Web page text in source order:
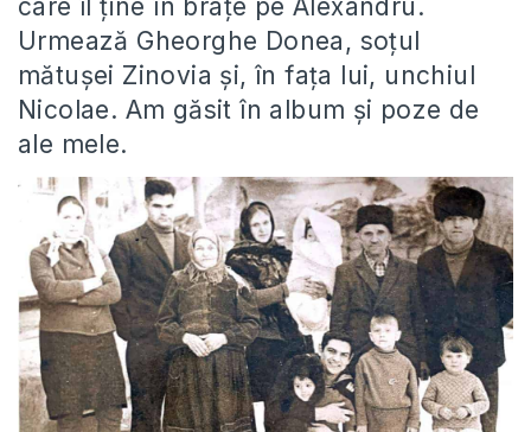
care îl ține în brațe pe Alexandru.
Urmează Gheorghe Donea, soțul
mătușei Zinovia și, în fața lui, unchiul
Nicolae. Am găsitîn album și poze de
ale mele.